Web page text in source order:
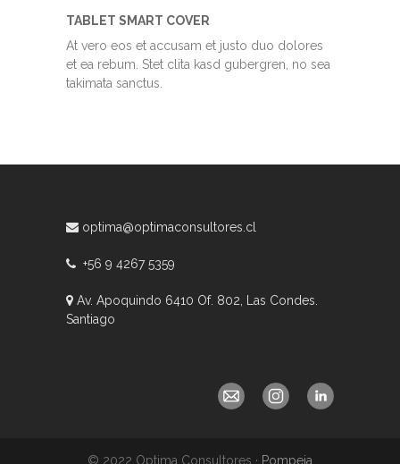
TABLET SMART COVER
At vero eos et accusam et justo duo dolores
et ea rebum. Stet clita kasd gubergren, no sea
takimata sanctus.
optima@optimaconsultores.cl
+56 9 4267 5359
Av. Apoquindo 6410 Of. 802, Las Condes.
Santiago
© 2022 Optima Consultores · Pompeia